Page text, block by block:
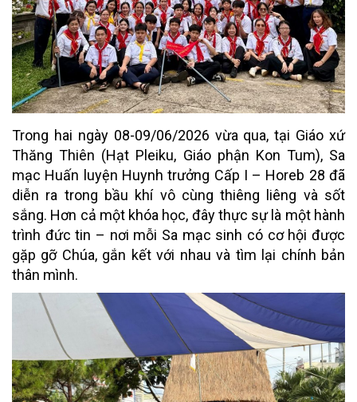
Trong hai ngày 08-09/06/2026 vừa qua, tại Giáo xứ
Thăng Thiên (Hạt Pleiku, Giáo phận Kon Tum), Sa
mạc Huấn luyện Huynh trưởng Cấp I – Horeb 28 đã
diễn ra trong bầu khí vô cùng thiêng liêng và sốt
sắng. Hơn cả một khóa học, đây thực sự là một hành
trình đức tin – nơi mỗi Sa mạc sinh có cơ hội được
gặp gỡ Chúa, gắn kết với nhau và tìm lại chính bản
thân mình.